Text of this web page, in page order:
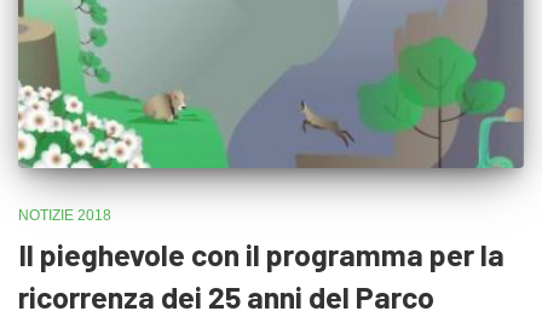
NOTIZIE 2018
Il pieghevole con il programma per la
ricorrenza dei 25 anni del Parco